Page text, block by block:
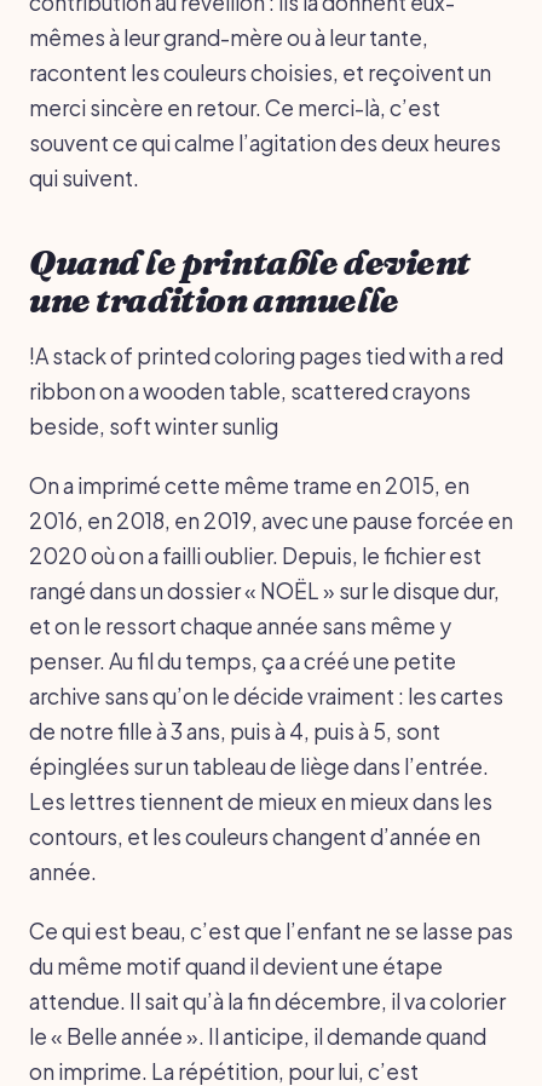
mêmes à leur grand-mère ou à leur tante,
racontent les couleurs choisies, et reçoivent un
merci sincère en retour. Ce merci-là, c’est
souvent ce qui calme l’agitation des deux heures
qui suivent.
Quand le printable devient
une tradition annuelle
!A stack of printed coloring pages tied with a red
ribbon on a wooden table, scattered crayons
beside, soft winter sunlig
On a imprimé cette même trame en 2015, en
2016, en 2018, en 2019, avec une pause forcée en
2020 où on a failli oublier. Depuis, le fichier est
rangé dans un dossier « NOËL » sur le disque dur,
et on le ressort chaque année sans même y
penser. Au fil du temps, ça a créé une petite
archive sans qu’on le décide vraiment : les cartes
de notre fille à 3 ans, puis à 4, puis à 5, sont
épinglées sur un tableau de liège dans l’entrée.
Les lettres tiennent de mieux en mieux dans les
contours, et les couleurs changent d’année en
année.
Ce qui est beau, c’est que l’enfant ne se lasse pas
du même motif quand il devient une étape
attendue. Il sait qu’à la fin décembre, il va colorier
le « Belle année ». Il anticipe, il demande quand
on imprime. La répétition, pour lui, c’est